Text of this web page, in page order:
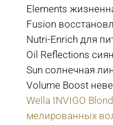
Elements
Fusion
Nutri-Enrich для
Oil Reflections
Sun солнечная
Volume Boost
Wella INVIGO
мелированных